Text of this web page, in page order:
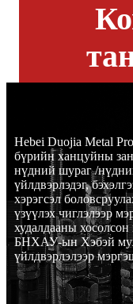
Hebei Duojia Metal
бүрийн ханцуйны
нүдний шураг /
үйлдвэрлэдэг,
хэрэгсэл
үзүүлэх чиглэлээр
худалдааны
БНХАУ-ын Хэбэй
үйлдвэрлэлээр